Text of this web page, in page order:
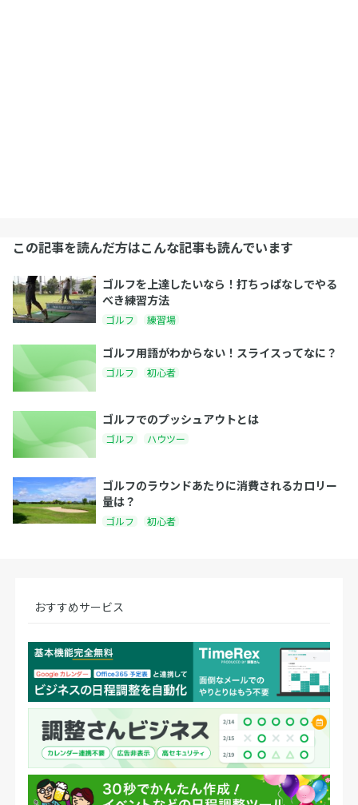
この記事を読んだ方はこんな記事も読んでいます
ゴルフを上達したいなら！打ちっぱなしでやる
べき練習方法
ゴルフ 練習場
ゴルフ用語がわからない！スライスってなに？
ゴルフ 初心者
ゴルフでのプッシュアウトとは
ゴルフ ハウツー
ゴルフのラウンドあたりに消費されるカロリー
量は？
ゴルフ 初心者
おすすめサービス